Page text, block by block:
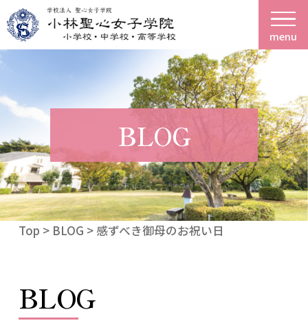
menu
BLOG
Top > BLOG > 感ずべき御母のお祝い日
BLOG